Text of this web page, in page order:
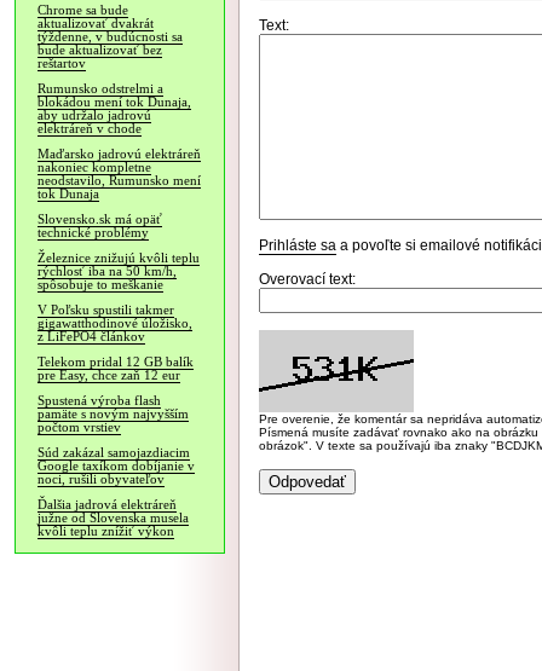
Chrome sa bude
aktualizovať dvakrát
týždenne, v budúcnosti sa
bude aktualizovať bez
reštartov
Rumunsko odstrelmi a
blokádou mení tok Dunaja,
aby udržalo jadrovú
elektráreň v chode
Maďarsko jadrovú elektráreň
nakoniec kompletne
neodstavilo, Rumunsko mení
tok Dunaja
Slovensko.sk má opäť
technické problémy
Železnice znižujú kvôli teplu
rýchlosť iba na 50 km/h,
spôsobuje to meškanie
V Poľsku spustili takmer
gigawatthodinové úložisko,
z LiFePO4 článkov
Telekom pridal 12 GB balík
pre Easy, chce zaň 12 eur
Spustená výroba flash
pamäte s novým najvyšším
počtom vrstiev
Súd zakázal samojazdiacim
Google taxíkom dobíjanie v
noci, rušili obyvateľov
Ďalšia jadrová elektráreň
južne od Slovenska musela
kvôli teplu znížiť výkon
Text:
Prihláste sa a povoľte si emailové
Overovací text:
Pre overenie, že komentár sa nepridáva
Písmená musíte zadávať rovnako ako na
obrázok". V texte sa používajú iba znaky